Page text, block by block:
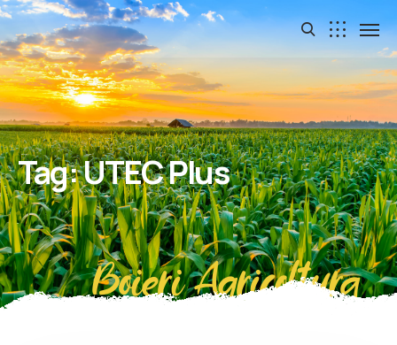
Tag:UTEC Plus
Boieri Agricoltura